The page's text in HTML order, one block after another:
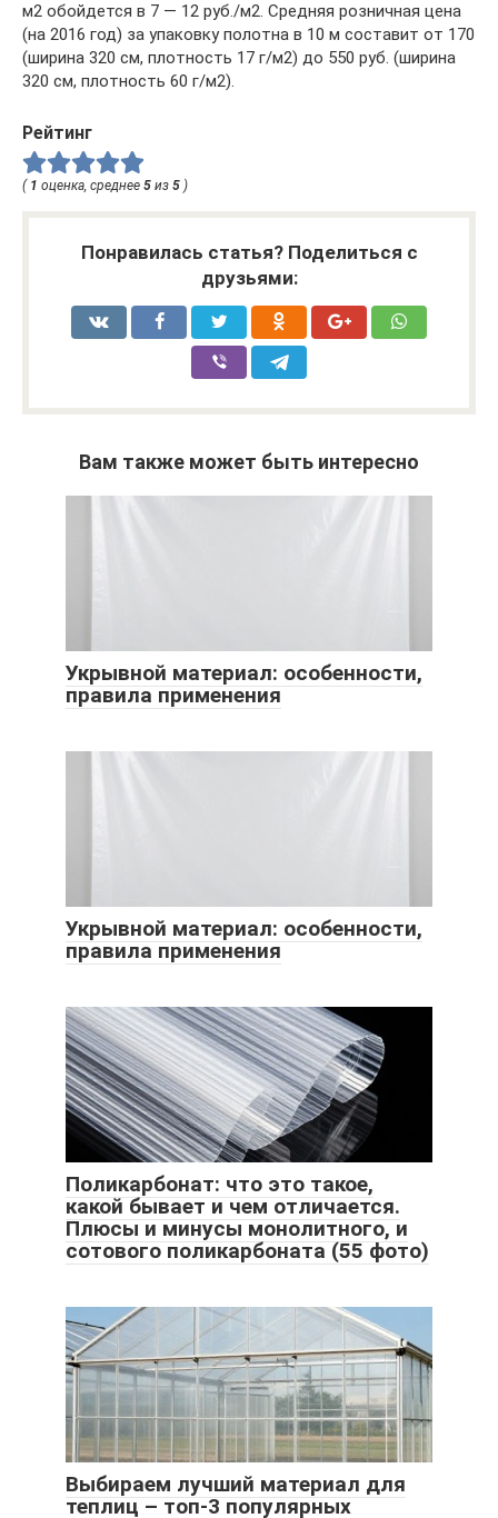
м2 обойдется в 7 — 12 руб./м2. Средняя розничная цена
(на 2016 год) за упаковку полотна в 10 м составит от 170
(ширина 320 см, плотность 17 г/м2) до 550 руб. (ширина
320 см, плотность 60 г/м2).
Рейтинг
( 1 оценка, среднее 5 из 5 )
Понравилась статья? Поделиться с
друзьями:
Вам также может быть интересно
Укрывной материал: особенности,
правила применения
Укрывной материал: особенности,
правила применения
Поликарбонат: что это такое,
какой бывает и чем отличается.
Плюсы и минусы монолитного, и
сотового поликарбоната (55 фото)
Выбираем лучший материал для
теплиц – топ-3 популярных